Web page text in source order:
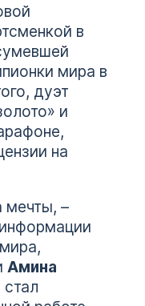
в
мира в
дуэт
и
на
мечты, –
Амина
стал